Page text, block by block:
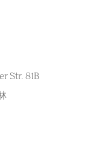
Str. 81B